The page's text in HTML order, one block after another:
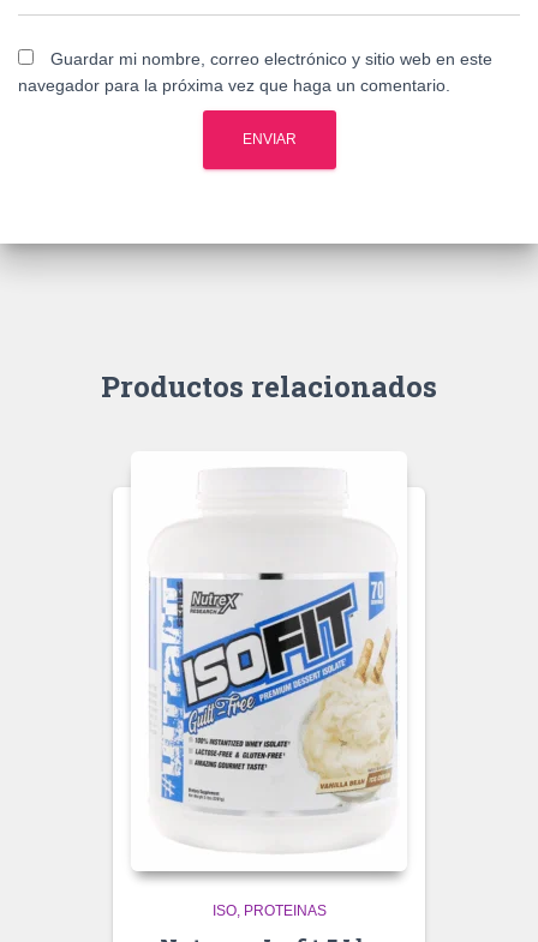
Guardar mi nombre, correo electrónico y sitio web en este
navegador para la próxima vez que haga un comentario.
Productos relacionados
ISO PROTEINAS